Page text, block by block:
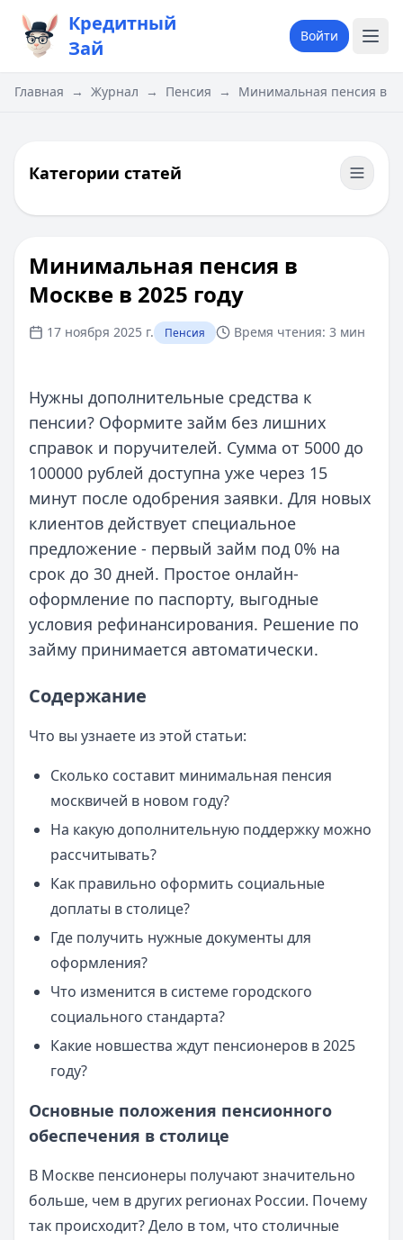
Кредитный
Зай
Войти
Главная → Журнал → Пенсия → ​Минимальная пенсия в
Категории статей
​Минимальная пенсия в
Москве в 2025 году
17 ноября 2025 г. Пенсия Время чтения: 3 мин
Нужны дополнительные средства к
пенсии? Оформите займ без лишних
справок и поручителей. Сумма от 5000 до
100000 рублей доступна уже через 15
минут после одобрения заявки. Для новых
клиентов действует специальное
предложение - первый займ под 0% на
срок до 30 дней. Простое онлайн-
оформление по паспорту, выгодные
условия рефинансирования. Решение по
займу принимается автоматически.
Содержание
Что вы узнаете из этой статьи:
Сколько составит минимальная пенсия
москвичей в новом году?
На какую дополнительную поддержку можно
рассчитывать?
Как правильно оформить социальные
доплаты в столице?
Где получить нужные документы для
оформления?
Что изменится в системе городского
социального стандарта?
Какие новшества ждут пенсионеров в 2025
году?
Основные положения пенсионного
обеспечения в столице
В Москве пенсионеры получают значительно
больше, чем в других регионах России. Почему
так происходит? Дело в том, что столичные